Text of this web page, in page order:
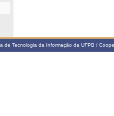
de Tecnologia da Informação da UFPB /